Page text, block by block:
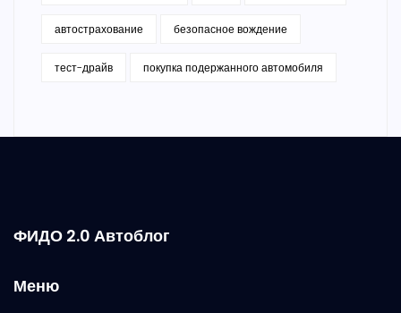
автострахование безопасное вождение
тест-драйв покупка подержанного автомобиля
ФИДО 2.0 Автоблог
Меню